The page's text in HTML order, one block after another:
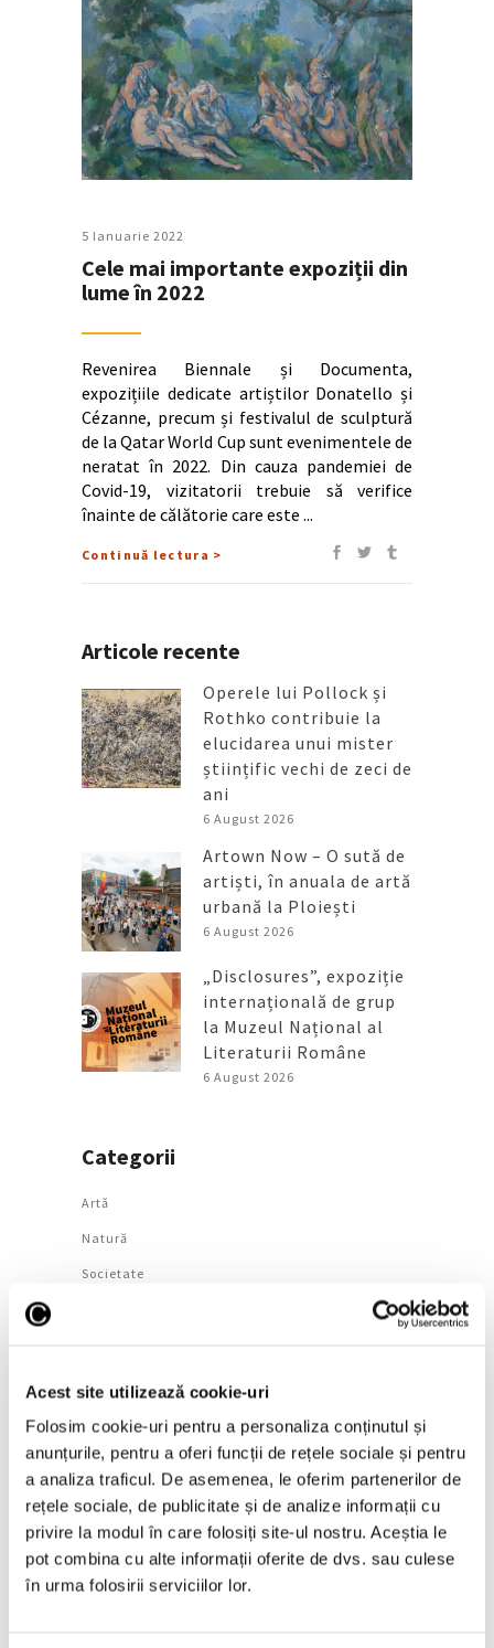
Acest site utilizează cookie-uri
Folosim cookie-uri pentru a personaliza conținutul și
anunțurile, pentru a oferi funcții de rețele sociale și pentru
a analiza traficul. De asemenea, le oferim partenerilor de
rețele sociale, de publicitate și de analize informații cu
privire la modul în care folosiți site-ul nostru. Aceștia le
pot combina cu alte informații oferite de dvs. sau culese
în urma folosirii serviciilor lor.
5 Ianuarie 2022
Cele mai importante expoziții din
lume în 2022
Revenirea Biennale și Documenta,
expozițiile dedicate artiștilor Donatello și
Cézanne, precum și festivalul de sculptură
de la Qatar World Cup sunt evenimentele de
neratat în 2022. Din cauza pandemiei de
Covid-19, vizitatorii trebuie să verifice
înainte de călătorie care este
Continuă lectura >
Articole recente
Operele lui Pollock și
Rothko contribuie la
elucidarea unui mister
științific vechi de zeci de
ani
6 August 2026
Artown Now – O sută de
artiști, în anuala de artă
urbană la Ploiești
6 August 2026
„Disclosures”, expoziție
internațională de grup
la Muzeul Național al
Literaturii Române
6 August 2026
Categorii
Artǎ
Natură
Societate
Arhivă
August 2026
Iulie 2026
Iunie 2026